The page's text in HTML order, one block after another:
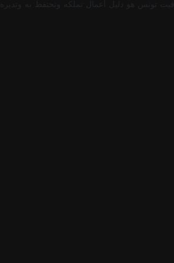
تونس هو دليل أعمال تملكه وتحتفظ به وتديره